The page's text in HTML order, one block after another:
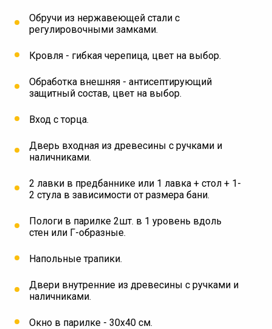
Обручи из нержавеющей стали с
регулировочными замками.
Кровля - гибкая черепица, цвет на выбор.
Обработка внешняя - антисептирующий
защитный состав, цвет на выбор.
Вход с торца.
Дверь входная из древесины с ручками и
наличниками.
2 лавки в предбаннике или 1 лавка + стол + 1-
2 стула в зависимости от размера бани.
Пологи в парилке 2шт. в 1 уровень вдоль
стен или Г-образные.
⁠Напольные трапики.
Двери внутренние из древесины с ручками и
наличниками.
Окно в парилке - 30х40 см.